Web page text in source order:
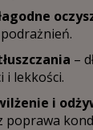
–
i lekkości.
i
poprawa